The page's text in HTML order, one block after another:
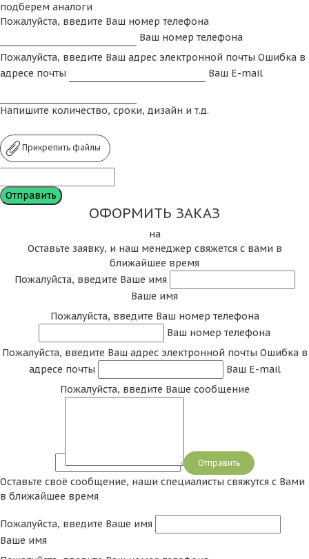
подберем аналоги
Пожалуйста, введите Ваш номер телефона
Ваш номер телефона
Пожалуйста, введите Ваш адрес электронной почты Ошибка в
адресе почты
Ваш E-mail
Напишите количество, сроки, дизайн и т.д.
Прикрепить файлы
ОФОРМИТЬ ЗАКАЗ
на
Оставьте заявку, и наш менеджер свяжется с вами в
ближайшее время
Пожалуйста, введите Ваше имя
Ваше имя
Пожалуйста, введите Ваш номер телефона
Ваш номер телефона
Пожалуйста, введите Ваш адрес электронной почты Ошибка в
адресе почты
Ваш E-mail
Пожалуйста, введите Ваше сообщение
Сообщение
Оставьте своё сообщение, наши специалисты свяжутся с Вами
в ближайшее время
Пожалуйста, введите Ваше имя
Ваше имя